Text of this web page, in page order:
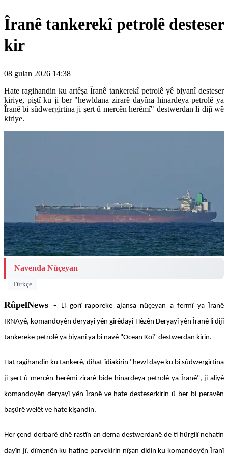
Îranê tankerekî petrolê desteser
kir
08 gulan 2026 14:38
Hate ragihandin ku artêşa Îranê tankerekî petrolê yê biyanî desteser
kiriye, piştî ku ji ber "hewldana zirarê dayîna hinardeya petrolê ya
Îranê bi sûdwergirtina ji şert û mercên herêmî" destwerdan li dijî wê
kiriye.
Navenda Nûçeyan
|
Türkçe
RûpelNews - Li gorî raporeke ajansa nûçeyan a fermî ya Îranê
IRNAyê, komandoyên deryayî yên girêdayî Hêzên Deryayî yên Îranê li dijî
tankereke petrolê ya biyanî ya bi navê "Ocean Koi" destwerdan kirin.
Hat ragihandin ku tankerê, dihat îdiakirin "hewl daye ku bi sûdwergirtina
ji şert û mercên herêmî zirarê bide hinardeya petrolê ya Îranê", ji aliyê
komandoyên deryayî yên Îranê ve hate desteserkirin û ber bi peravên
başûrê welêt ve hate kişandin.
Her çend derbarê cihê rastîn an dema destwerdanê de ti hûrgilî nehatin
dayîn jî, dîmenên ku hatine parvekirin nîşan didin ku komandoyên Îranî